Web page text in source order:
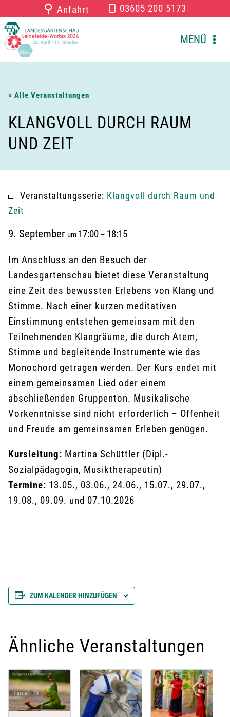
Inhalt
springen
⚲ Anfahrt 03605 200 5173
MENÜ
« Alle Veranstaltungen
KLANGVOLL DURCH RAUM
UND ZEIT
Veranstaltungsserie: Klangvoll durch Raum und
Zeit
9. September um 17:00 – 18:15
Im Anschluss an den Besuch der
Landesgartenschau bietet diese Veranstaltung
eine Zeit des bewussten Erlebens von Klang und
Stimme. Nach einer kurzen meditativen
Einstimmung entstehen gemeinsam mit den
Teilnehmenden Klangräume, die durch Atem,
Stimme und begleitende Instrumente wie das
Monochord getragen werden. Der Kurs endet mit
einem gemeinsamen Lied oder einem
abschließenden Gruppenton. Musikalische
Vorkenntnisse sind nicht erforderlich – Offenheit
und Freude am gemeinsamen Erleben genügen.
Kursleitung: Martina Schüttler (Dipl.-
Sozialpädagogin, Musiktherapeutin)
Termine: 13.05., 03.06., 24.06., 15.07., 29.07.,
19.08., 09.09. und 07.10.2026
ZUM KALENDER HINZUFÜGEN
Ähnliche Veranstaltungen